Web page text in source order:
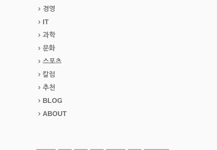
경영
IT
과학
문화
스포츠
칼럼
추천
BLOG
ABOUT